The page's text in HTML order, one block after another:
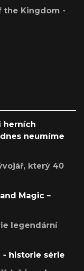
the Kingdom -
herních
neumíme
který 40
Magic –
legendární
- historie série